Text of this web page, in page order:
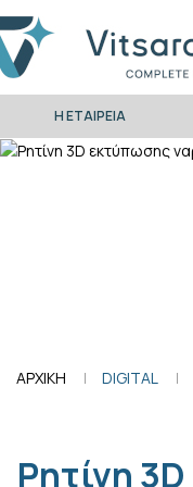
Η ΕΤΑΙΡΕΙΑ
ΑΡΧΙΚΗ DIGITAL
Ρητίνη 3D